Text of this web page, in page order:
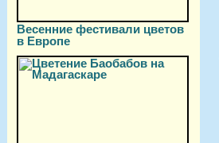
Весенние фестивали цветов
в Европе